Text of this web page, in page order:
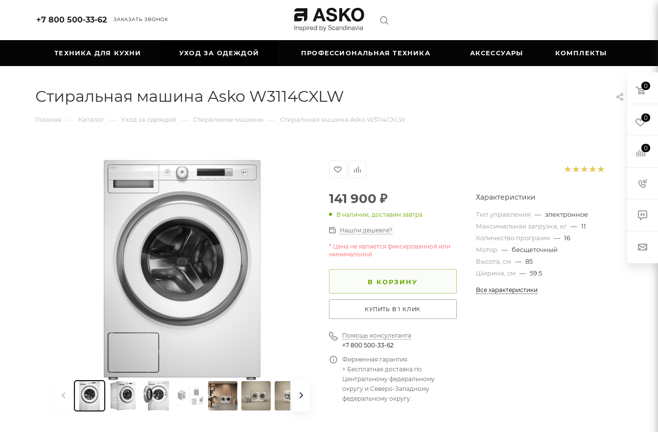
+7 800 500-33-62 ЗАКАЗАТЬ ЗВОНОК
ТЕХНИКА ДЛЯ КУХНИ УХОД ЗА ОДЕЖДОЙ ПРОФЕССИОНАЛЬНАЯ ТЕХНИКА АКСЕССУАРЫ КОМПЛЕКТЫ
Стиральная машина Asko W3114CXLW
Главная — Каталог — Уход за одеждой — Стиральные машины — Стиральная машина Asko W3114CXLW
141 900 ₽
В наличии, доставим завтра
Нашли дешевле?
* Цена не является фиксированной или
минимальной
В КОРЗИНУ
КУПИТЬ В 1 КЛИК
Помощь консультанта
+7 800 500-33-62
Фирменная гарантия
+ Бесплатная доставка по
Центральному федеральному
округу и Северо-Западному
федеральному округу.
Характеристики
Тип управления — электронное
Максимальная загрузка, кг — 11
Количество программ — 16
Мотор — бесщеточный
Высота, см — 85
Ширина, см — 59.5
Все характеристики
0
0
0